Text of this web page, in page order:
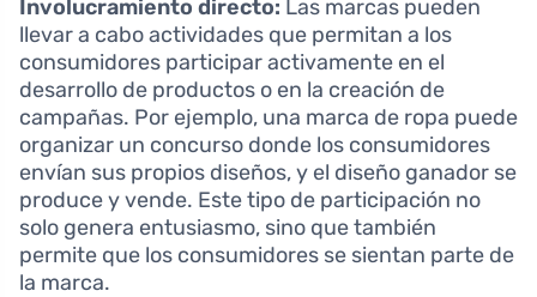
Involucramiento directo: Las marcas pueden
llevar a cabo actividades que permitan a los
consumidores participar activamente en el
desarrollo de productos o en la creación de
campañas. Por ejemplo, una marca de ropa puede
organizar un concurso donde los consumidores
envían sus propios diseños, y el diseño ganador se
produce y vende. Este tipo de participación no
solo genera entusiasmo, sino que también
permite que los consumidores se sientan parte de
la marca.